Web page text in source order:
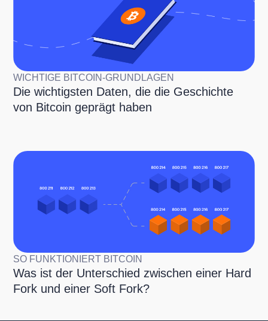
WICHTIGE BITCOIN-GRUNDLAGEN
Die wichtigsten Daten, die die Geschichte
von Bitcoin geprägt haben
SO FUNKTIONIERT BITCOIN
Was ist der Unterschied zwischen einer Hard
Fork und einer Soft Fork?